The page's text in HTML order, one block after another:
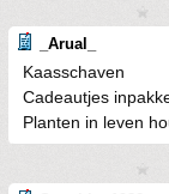
_Arual_
Kaasschaven
Cadeautjes
Planten in leven